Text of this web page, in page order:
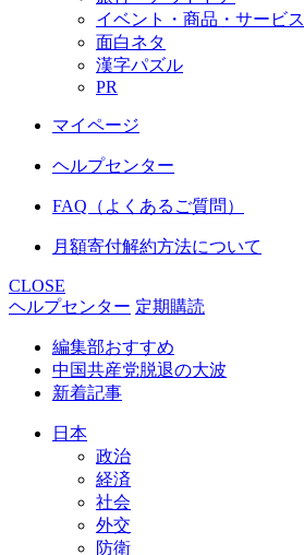
イベント・商品・サービス
面白ネタ
漢字パズル
PR
マイページ
ヘルプセンター
FAQ（よくあるご質問）
月額寄付解約方法について
CLOSE
ヘルプセンター 定期購読
編集部おすすめ
中国共産党脱退の大波
新着記事
日本
政治
経済
社会
外交
防衛